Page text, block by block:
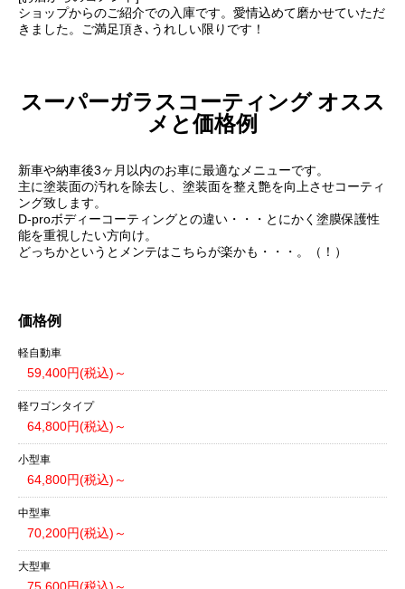
ショップからのご紹介での入庫です。愛情込めて磨かせていただ
きました。ご満足頂き､うれしい限りです！
スーパーガラスコーティング オスス
メと価格例
新車や納車後3ヶ月以内のお車に最適なメニューです。
主に塗装面の汚れを除去し、塗装面を整え艶を向上させコーティ
ング致します。
D-proボディーコーティングとの違い・・・とにかく塗膜保護性
能を重視したい方向け。
どっちかというとメンテはこちらが楽かも・・・。（！）
価格例
軽自動車
59,400円(税込)～
軽ワゴンタイプ
64,800円(税込)～
小型車
64,800円(税込)～
中型車
70,200円(税込)～
大型車